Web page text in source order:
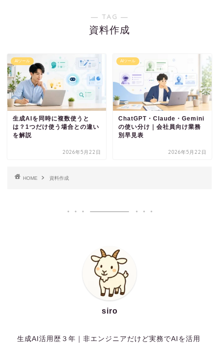
― TAG ―
資料作成
AIツール
生成AIを同時に複数使うと
は？1つだけ使う場合との違い
を解説
2026年5月22日
AIツール
ChatGPT・Claude・Gemini
の使い分け｜会社員向け業務
別早見表
2026年5月22日
HOME 資料作成
siro
生成AI活用歴３年｜非エンジニアだけど実務でAIを活用